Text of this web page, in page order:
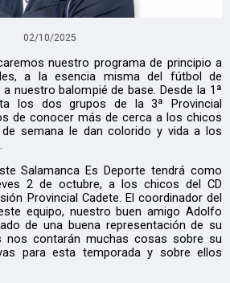
02/10/2025
nuestro programa de principio a
a la esencia misma del fútbol de
nuestro balompié de base. Desde la 1ª
los dos grupos de la 3ª Provincial
de conocer más de cerca a los chicos
semana le dan colorido y vida a los
Salamanca Es Deporte tendrá como
2 de octubre, a los chicos del CD
Provincial Cadete. El coordinador del
equipo, nuestro buen amigo Adolfo
de una buena representación de su
nos contarán muchas cosas sobre su
para esta temporada y sobre ellos